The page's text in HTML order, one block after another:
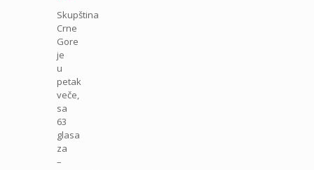
Skupština
Crne
Gore
je
u
petak
veče,
sa
63
glasa
za
–